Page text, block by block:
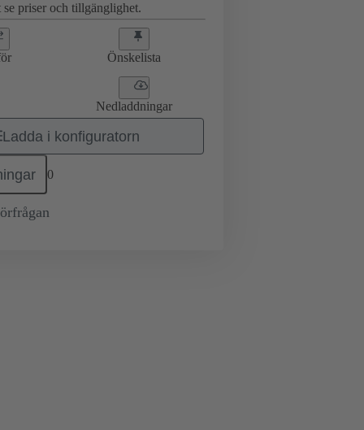
priser och tillgänglighet.
Önskelista
Nedladdningar
Ladda i konfiguratorn
0